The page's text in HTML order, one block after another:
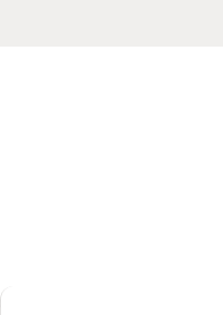
Raum für